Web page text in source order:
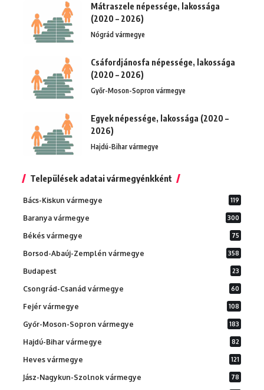
Mátraszele népessége, lakossága
(2020 – 2026)
Nógrád vármegye
Csáfordjánosfa népessége, lakossága
(2020 – 2026)
Győr-Moson-Sopron vármegye
Egyek népessége, lakossága (2020 –
2026)
Hajdú-Bihar vármegye
Települések adatai vármegyénkként
Bács-Kiskun vármegye 119
Baranya vármegye 300
Békés vármegye 75
Borsod-Abaúj-Zemplén vármegye 358
Budapest 23
Csongrád-Csanád vármegye 60
Fejér vármegye 108
Győr-Moson-Sopron vármegye 183
Hajdú-Bihar vármegye 82
Heves vármegye 121
Jász-Nagykun-Szolnok vármegye 78